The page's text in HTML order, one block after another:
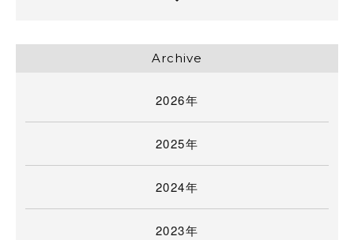
Archive
2026年
2025年
2024年
2023年